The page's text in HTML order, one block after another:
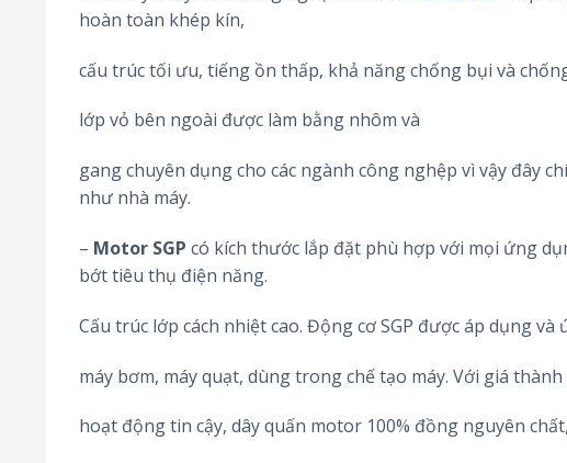
hoàn toàn khép kín,
cấu trúc tối ưu, tiếng ồn thấp, khả năng chống bụi và
lớp vỏ bên ngoài được làm bằng nhôm và
gang chuyên dụng cho các ngành công nghệp vì vậy đây
như nhà máy.
– Motor SGP có kích thước lắp đặt phù hợp với mọi ứng
bớt tiêu thụ điện năng.
Cấu trúc lớp cách nhiệt cao. Động cơ SGP được áp dụng
máy bơm, máy quạt, dùng trong chế tạo máy. Với giá
hoạt động tin cậy, dây quấn motor 100% đồng nguyên chất,